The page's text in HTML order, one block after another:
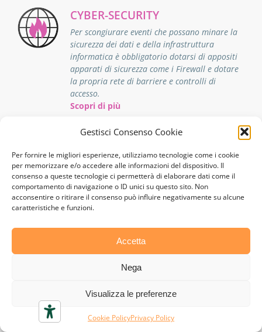
Gestisci Consenso Cookie
Per fornire le migliori esperienze, utilizziamo tecnologie come i cookie
per memorizzare e/o accedere alle informazioni del dispositivo. Il
consenso a queste tecnologie ci permetterà di elaborare dati come il
comportamento di navigazione o ID unici su questo sito. Non
acconsentire o ritirare il consenso può influire negativamente su alcune
caratteristiche e funzioni.
Accetta
Nega
Visualizza le preferenze
Cookie PolicyPrivacy Policy
CYBER-SECURITY
Per scongiurare eventi che possano minare la
sicurezza dei dati e della infrastruttura
informatica è obbligatorio dotarsi di appositi
apparati di sicurezza come i Firewall e dotare
la propria rete di barriere e controlli di
accesso.
Scopri di più
GDPR
Il GDPR definisce le responsabilità delle società
in materia di privacy e protezione dei dati
personali e può persino imporre sanzioni nei
casi in cui un’organizzazione non ne rispetti i
essere un compito arduo, GeDInfo può aiutarti.
Scopri di più
Gestione documentale